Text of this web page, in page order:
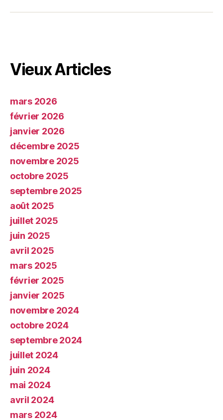
Vieux Articles
mars 2026
février 2026
janvier 2026
décembre 2025
novembre 2025
octobre 2025
septembre 2025
août 2025
juillet 2025
juin 2025
avril 2025
mars 2025
février 2025
janvier 2025
novembre 2024
octobre 2024
septembre 2024
juillet 2024
juin 2024
mai 2024
avril 2024
mars 2024